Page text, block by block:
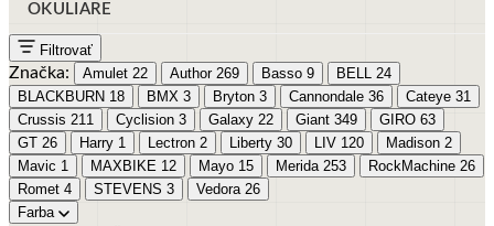
OKULIARE
Filtrovať
Značka: Amulet 22 Author 269 Basso 9 BELL 24
BLACKBURN 18 BMX 3 Bryton 3 Cannondale 36 Cateye 31
Crussis 211 Cyclision 3 Galaxy 22 Giant 349 GIRO 63
GT 26 Harry 1 Lectron 2 Liberty 30 LIV 120 Madison 2
Mavic 1 MAXBIKE 12 Mayo 15 Merida 253 RockMachine 26
Romet 4 STEVENS 3 Vedora 26
Farba